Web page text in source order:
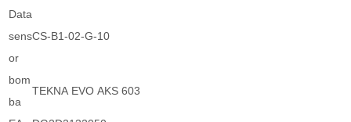
Data
sens
or
CS-B1-02-G-10
bom
ba
TEKNA EVO AKS 603